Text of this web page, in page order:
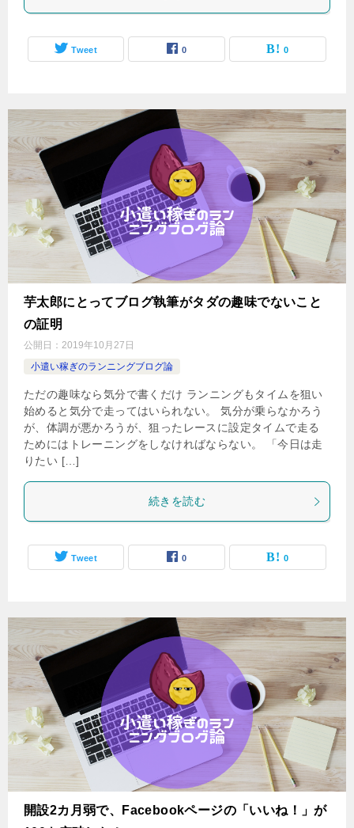
Tweet 0 0
芋太郎にとってブログ執筆がタダの趣味でないこと
の証明
公開日： 2019年10月27日
小遣い稼ぎのランニングブログ論
ただの趣味なら気分で書くだけ ランニングもタイムを狙い
始めると気分で走ってはいられない。 気分が乗らなかろう
が、体調が悪かろうが、狙ったレースに設定タイムで走る
ためにはトレーニングをしなければならない。 「今日は走
りたい […]
続きを読む
Tweet 0 0
開設2カ月弱で、Facebookページの「いいね！」が